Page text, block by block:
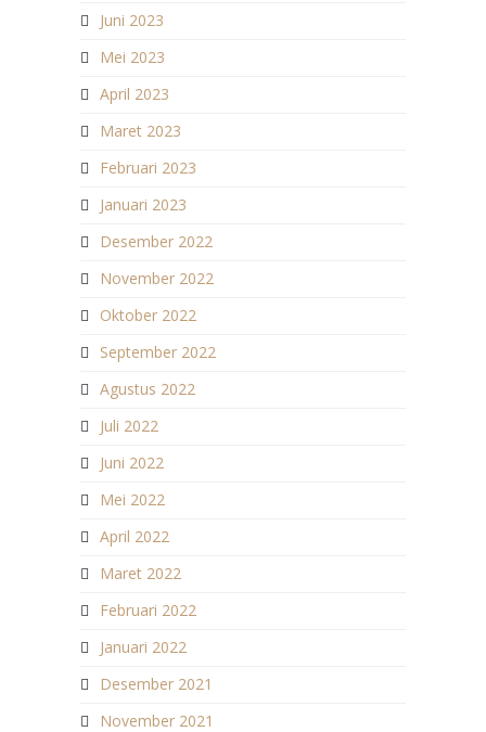
Juni 2023
Mei 2023
April 2023
Maret 2023
Februari 2023
Januari 2023
Desember 2022
November 2022
Oktober 2022
September 2022
Agustus 2022
Juli 2022
Juni 2022
Mei 2022
April 2022
Maret 2022
Februari 2022
Januari 2022
Desember 2021
November 2021